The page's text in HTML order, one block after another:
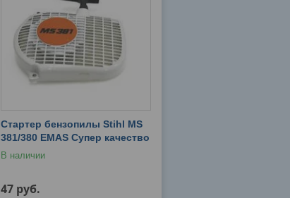
Стартер бензопилы Stihl MS
381/380 EMAS Супер качество
В наличии
47 руб.